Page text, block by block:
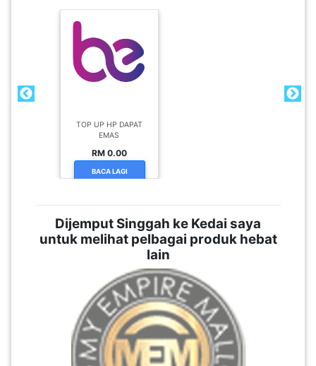
RM 0.00
BACA LAGI
Dijemput Singgah ke Kedai saya
untuk melihat pelbagai produk hebat
lain